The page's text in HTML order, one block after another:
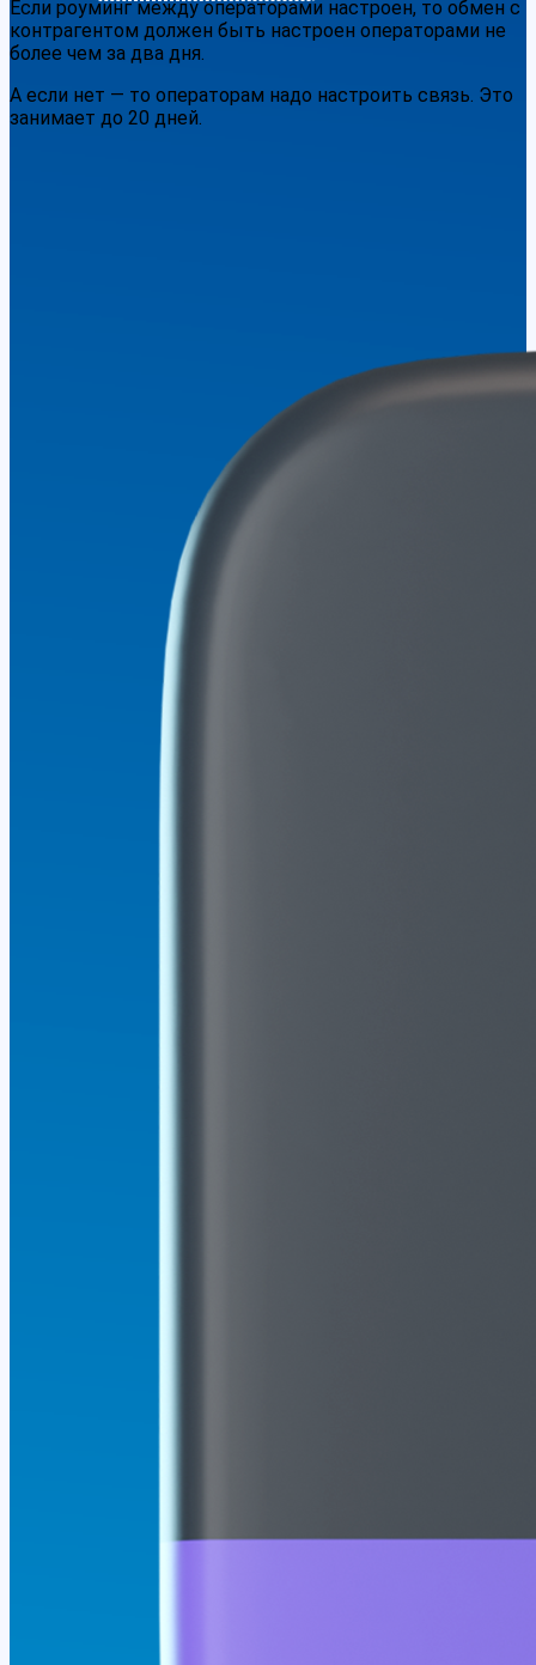
Если роуминг между операторами настроен, то обмен с
контрагентом должен быть настроен операторами не
более чем за два дня.
А если нет — то операторам надо настроить связь. Это
занимает до 20 дней.